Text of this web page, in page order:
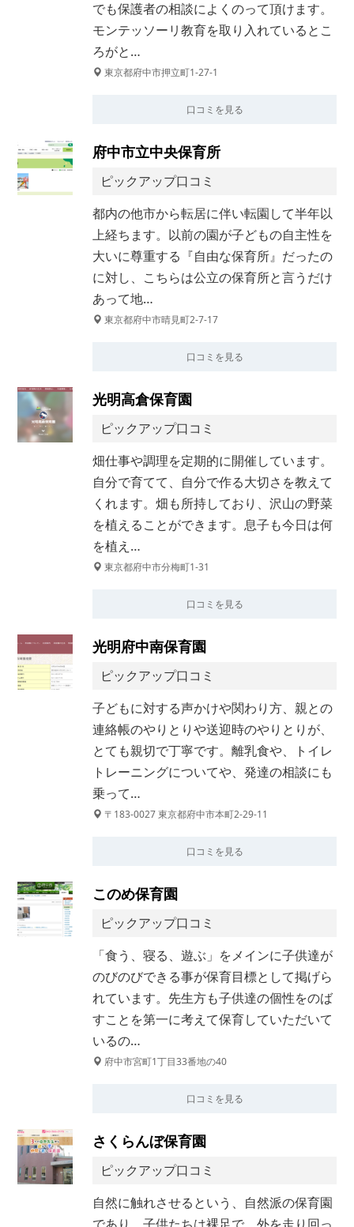
でも保護者の相談によくのって頂けます。
モンテッソーリ教育を取り入れているとこ
ろがと…
東京都府中市押立町1-27-1
口コミを見る
府中市立中央保育所
ピックアップ口コミ
都内の他市から転居に伴い転園して半年以
上経ちます。以前の園が子どもの自主性を
大いに尊重する『自由な保育所』だったの
に対し、こちらは公立の保育所と言うだけ
あって地…
東京都府中市晴見町2-7-17
口コミを見る
光明高倉保育園
ピックアップ口コミ
畑仕事や調理を定期的に開催しています。
自分で育てて、自分で作る大切さを教えて
くれます。畑も所持しており、沢山の野菜
を植えることができます。息子も今日は何
を植え…
東京都府中市分梅町1-31
口コミを見る
光明府中南保育園
ピックアップ口コミ
子どもに対する声かけや関わり方、親との
連絡帳のやりとりや送迎時のやりとりが、
とても親切で丁寧です。離乳食や、トイレ
トレーニングについてや、発達の相談にも
乗って…
〒183-0027 東京都府中市本町2-29-11
口コミを見る
このめ保育園
ピックアップ口コミ
「食う、寝る、遊ぶ」をメインに子供達が
のびのびできる事が保育目標として掲げら
れています。先生方も子供達の個性をのば
すことを第一に考えて保育していただいて
いるの…
府中市宮町1丁目33番地の40
口コミを見る
さくらんぼ保育園
ピックアップ口コミ
自然に触れさせるという、自然派の保育園